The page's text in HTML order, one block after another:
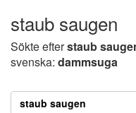
staub saugen
Sökte efterstaub
svenska: dammsuga